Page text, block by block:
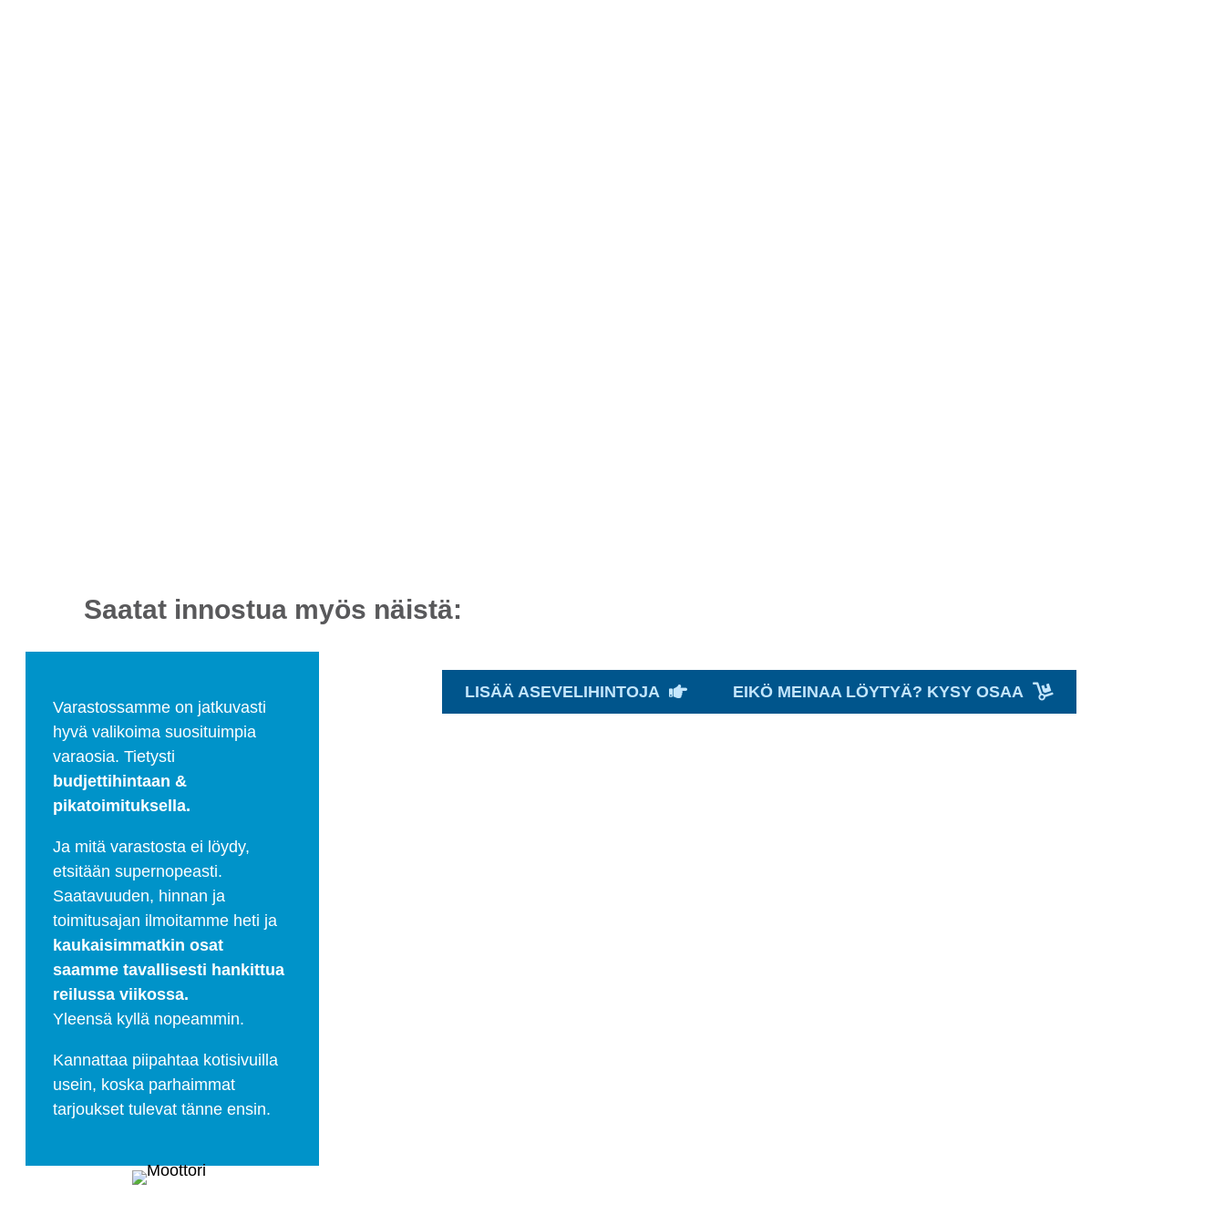
Saatat innostua myös näistä:
Varastossamme on jatkuvasti
hyvä valikoima suosituimpia
varaosia. Tietysti
budjettihintaan &
pikatoimituksella.
Ja mitä varastosta ei löydy,
etsitään supernopeasti.
Saatavuuden, hinnan ja
toimitusajan ilmoitamme heti ja
kaukaisimmatkin osat
saamme tavallisesti hankittua
reilussa viikossa.
Yleensä kyllä nopeammin.
Kannattaa piipahtaa kotisivuilla
usein, koska parhaimmat
tarjoukset tulevat tänne ensin.
LISÄÄ ASEVELIHINTOJA EIKÖ MEINAA LÖYTYÄ? KYSY OSAA